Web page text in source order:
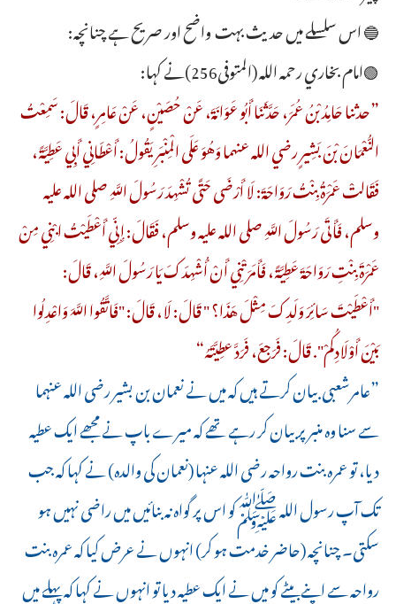
🔵 اس سلسلے میں حدیث بہت واضح اور صریح ہے چنانچہ:
🟢امام بخاري رحمه الله (المتوفى256)نے کہا:
”حدثنا حَامِدُ بْنُ عُمَرَ، حَدَّثَنَا أَبُو عَوَانَةَ، عَنْ حُصَيْنٍ، عَنْ عَامِرٍ، قَالَ: سَمِعْتُ
النُّعْمَانَ بْنَ بَشِيرٍ رضي الله عنهما وَهُوَ عَلَى الْمِنْبَرِ يَقُولُ: أَعْطَانِي أَبِي عَطِيَّةً،
فَقَالتْ عَمْرَةُ بِنْتُ رَوَاحَةَ: لَا أَرْضَى حَتَّى تُشْهِدَ رَسُولَ اللَّهِ صلى الله عليه
وسلم، فَأَتَى رَسُولَ اللَّهِ صلى الله عليه وسلم، فَقَالَ: إِنِّي أَعْطَيْتُ ابْنِي مِنْ
عَمْرَةَ بِنْتِ رَوَاحَةَ عَطِيَّةً، فَأَمَرَتْنِي أَنْ أُشْهِدَكَ يَا رَسُولَ اللَّهِ، قَالَ:
"أَعْطَيْتَ سَائِرَ وَلَدِكَ مِثْلَ هَذَا؟ " قَالَ: لَا، قَالَ: "فَاتَّقُوا اللَّهَ وَاعْدِلُوا
بَيْنَ أَوْلَادِكُمْ". قَالَ: ‌فَرَجعَ، ‌فَرَدَّ ‌عطِيَّتَهُ“
”عامرشعبی بیان کرتے ہیں کہ میں نے نعمان بن بشیر رضی اللہ عنہما
سے سنا وہ منبر پر بیان کر رہے تھے کہ میرے باپ نے مجھے ایک عطیہ
دیا، تو عمرہ بنت رواحہ رضی اللہ عنہا (نعمان کی والدہ) نے کہا کہ جب
تک آپ رسول اللہ ﷺکو اس پر گواہ نہ بنائیں میں راضی نہیں ہو
سکتی۔ چنانچہ (حاضر خدمت ہو کر) انہوں نے عرض کیا کہ عمرہ بنت
رواحہ سے اپنے بیٹے کو میں نے ایک عطیہ دیا تو انہوں نے کہا کہ پہلے میں